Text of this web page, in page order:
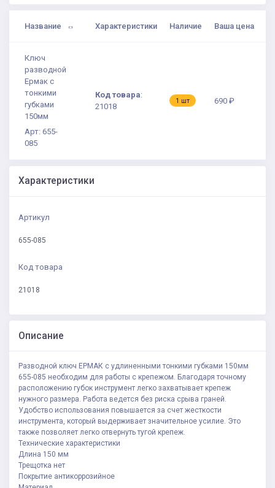
Название Характеристики Наличие Ваша цена
Ключ
разводной
Ермак с
тонкими
губками
150мм
Арт: 655-
085
Код товара:
21018
1 шт 690 ₽
Характеристики
Артикул
655-085
Код товара
21018
Описание
Разводной ключ ЕРМАК с удлиненными тонкими губками 150мм
655-085 необходим для работы с крепежом. Благодаря точному
расположению губок инструмент легко захватывает крепеж
нужного размера. Работа ведется без риска срыва граней.
Удобство использования повышается за счет жесткости
инструмента, который выдерживает значительное усилие. Это
также позволяет легко отвернуть тугой крепеж.
Технические характеристики
Длина 150 мм
Трещотка нет
Покрытие антикоррозийное